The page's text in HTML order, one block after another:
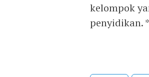
kelompok
penyidikan.